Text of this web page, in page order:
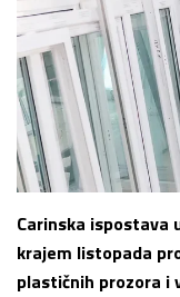
Carinska ispostava
krajem listopada
plastičnih prozora i